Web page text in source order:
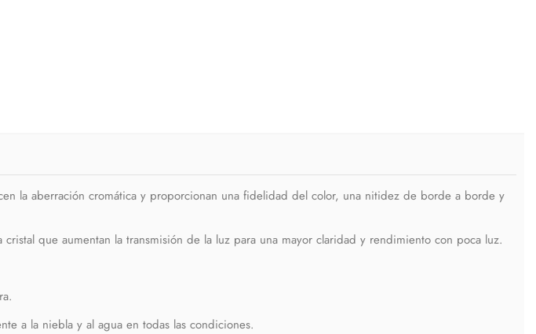
la aberración cromática y proporcionan una fidelidad del color, una nitidez de borde a borde y
que aumentan la transmisión de la luz para una mayor claridad y rendimiento con poca luz.
a la niebla y al agua en todas las condiciones.